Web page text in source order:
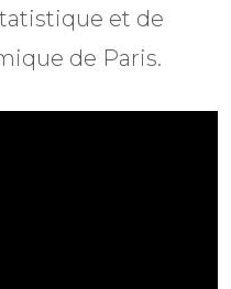
et de
de Paris.